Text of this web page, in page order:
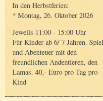
In den Herbstferien:
* Montag, 26. Oktober 2026
Jeweils 11:00 - 15:00 Uhr
Für Kinder ab 6/ 7 Jahren. Spiel
und Abenteuer mit den
freundlichen Andentieren, den
Lamas. 40,- Euro pro Tag pro
Kind